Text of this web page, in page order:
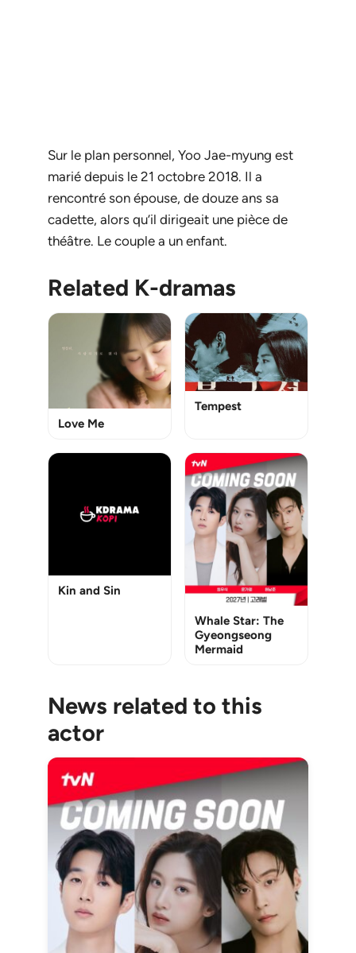
Sur le plan personnel, Yoo Jae-myung est
marié depuis le 21 octobre 2018. Il a
rencontré son épouse, de douze ans sa
cadette, alors qu’il dirigeait une pièce de
théâtre. Le couple a un enfant.
Related K-dramas
Love Me
Tempest
Kin and Sin
Whale Star: The
Gyeongseong
Mermaid
News related to this
actor